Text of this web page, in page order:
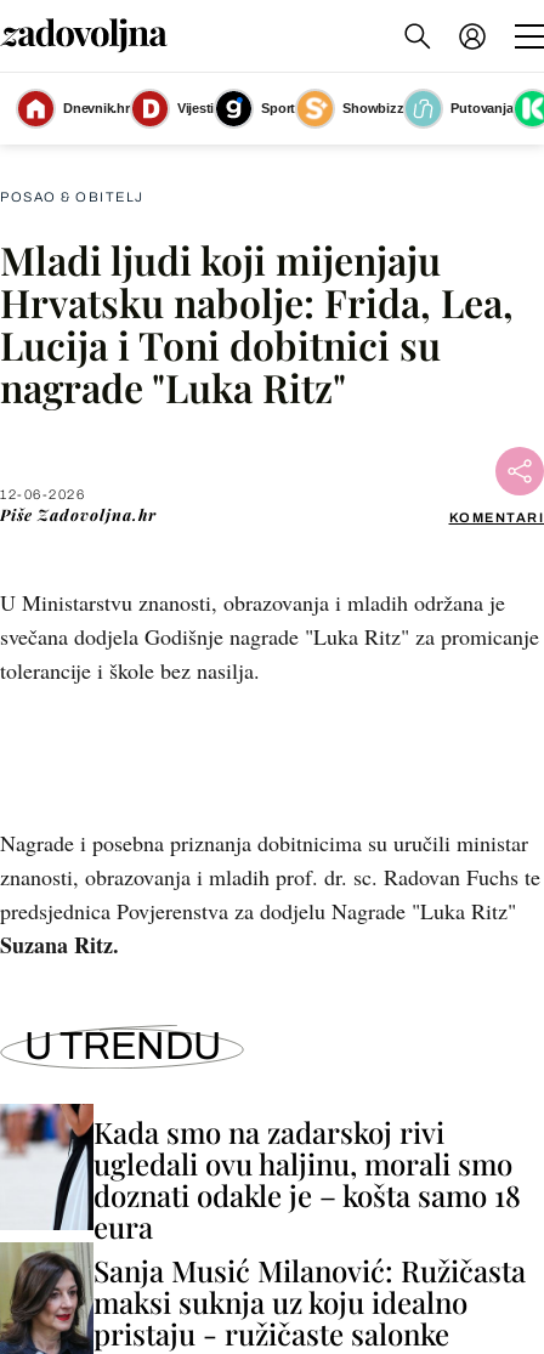
Dnevnik.hr Vijesti Sport Showbizz
Putovanja
Dodijeljena nagrada Luka Ritz
(Foto: Damir Krajac/Cropix)
POSAO & OBITELJ
Mladi ljudi koji mijenjaju
Hrvatsku nabolje: Frida, Lea,
Lucija i Toni dobitnici su
nagrade "Luka Ritz"
12-06-2026
Piše Zadovoljna.hr KOMENTARI
U Ministarstvu znanosti, obrazovanja i mladih održana je
svečana dodjela Godišnje nagrade "Luka Ritz" za promicanje
tolerancije i škole bez nasilja.
Facebook
X
Nagrade i posebna priznanja dobitnicima su uručili ministar
znanosti, obrazovanja i mladih prof. dr. sc. Radovan Fuchs te
predsjednica Povjerenstva za dodjelu Nagrade "Luka Ritz"
Suzana Ritz.
U TRENDU
Kada smo na zadarskoj rivi
ugledali ovu haljinu, morali smo
doznati odakle je – košta samo 18
eura
Sanja Musić Milanović: Ružičasta
maksi suknja uz koju idealno
pristaju - ružičaste salonke